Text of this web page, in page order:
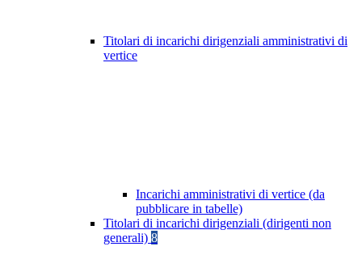
Titolari di incarichi dirigenziali amministrativi di
vertice
Incarichi amministrativi di vertice (da
pubblicare in tabelle)
Titolari di incarichi dirigenziali (dirigenti non
generali) 8